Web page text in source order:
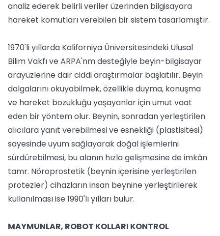
analiz ederek belirli veriler üzerinden bilgisayara
hareket komutları verebilen bir sistem tasarlamıştır.
1970'li yıllarda Kaliforniya Üniversitesindeki Ulusal
Bilim Vakfı ve ARPA'nm desteğiyle beyin-bilgisayar
arayüzlerine dair ciddi araştırmalar başlatılır. Beyin
dalgalarını okuyabilmek, özellikle duyma, konuşma
ve hareket bozukluğu yaşayanlar için umut vaat
eden bir yöntem olur. Beynin, sonradan yerleştirilen
alıcılara yanıt verebilmesi ve esnekliği (plastisitesi)
sayesinde uyum sağlayarak doğal işlemlerini
sürdürebilmesi, bu alanın hızla gelişmesine de imkân
tamr. Nöroprostetik (beynin içerisine yerleştirilen
protezler) cihazların insan beynine yerleştirilerek
kullanılması ise 1990'lı yılları bulur.
MAYMUNLAR, ROBOT KOLLARI KONTROL